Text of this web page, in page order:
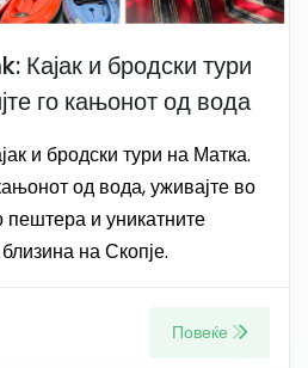
Кајак и бродски тури
го кањонот од вода
и бродски тури на Матка.
од вода, уживајте во
и уникатните
на Скопје.
Повеќе